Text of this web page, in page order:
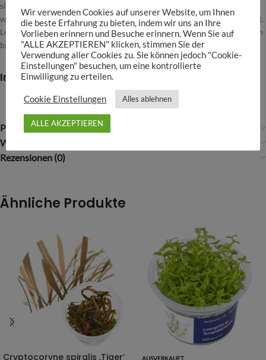
sind dunkelgrün und gerade junge Pflanzen bleiben äußerst klein,
wodurch er sich hervorragend für Nanoaquarien oder Dioramen eignet.
Lediglich sehr alte Rhizome bilden deutlich längere Blätter aus, die dann
bis zu 25 cm Länge erreichen können
Infos
Produktsicherheit
Weitere Infos
Rezensionen (0)
Ähnliche Produkte
Cryptocoryne spiralis ‚Tiger‘ AUSVERKAUFT
Wir verwenden Cookies auf unserer Website, um Ihnen
die beste Erfahrung zu bieten, indem wir uns an Ihre
Vorlieben erinnern und Besuche erinnern. Wenn Sie auf
"ALLE AKZEPTIEREN" klicken, stimmen Sie der
Verwendung aller Cookies zu. Sie können jedoch "Cookie-
Einstellungen" besuchen, um eine kontrollierte
Einwilligung zu erteilen.
Cookie Einstellungen Alles ablehnen
ALLE AKZEPTIEREN